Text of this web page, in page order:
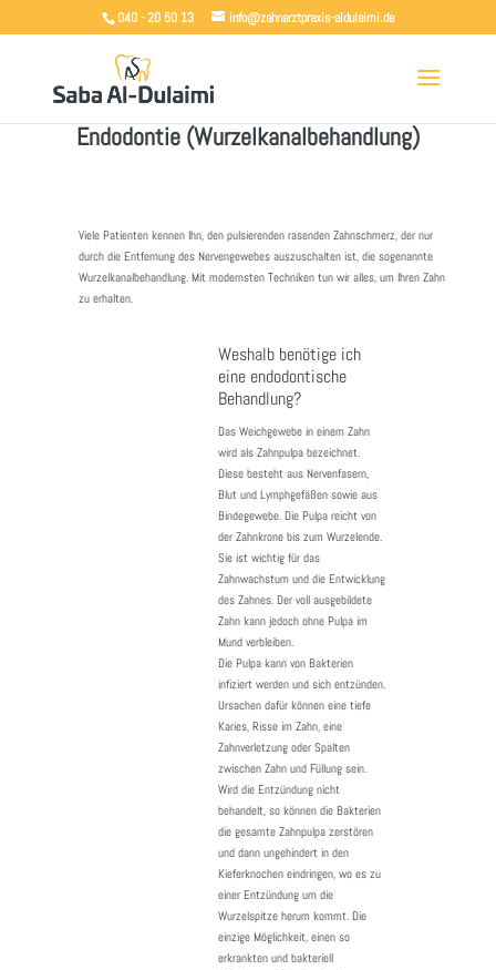
040 - 20 50 13 info@zahnarztpraxis-aldulaimi.de
Endodontie (Wurzelkanalbehandlung)
Viele Patienten kennen Ihn, den pulsierenden rasenden Zahnschmerz, der nur
durch die Entfernung des Nervengewebes auszuschalten ist, die sogenannte
Wurzelkanalbehandlung. Mit modernsten Techniken tun wir alles, um Ihren Zahn
zu erhalten.
Weshalb benötige ich
eine endodontische
Behandlung?
Das Weichgewebe in einem Zahn
wird als Zahnpulpa bezeichnet.
Diese besteht aus Nervenfasern,
Blut und Lymphgefäßen sowie aus
Bindegewebe. Die Pulpa reicht von
der Zahnkrone bis zum Wurzelende.
Sie ist wichtig für das
Zahnwachstum und die Entwicklung
des Zahnes. Der voll ausgebildete
Zahn kann jedoch ohne Pulpa im
Mund verbleiben.
Die Pulpa kann von Bakterien
infiziert werden und sich entzünden.
Ursachen dafür können eine tiefe
Karies, Risse im Zahn, eine
Zahnverletzung oder Spalten
zwischen Zahn und Füllung sein.
Wird die Entzündung nicht
behandelt, so können die Bakterien
die gesamte Zahnpulpa zerstören
und dann ungehindert in den
Kieferknochen eindringen, wo es zu
einer Entzündung um die
Wurzelspitze herum kommt. Die
einzige Möglichkeit, einen so
erkrankten und bakteriell